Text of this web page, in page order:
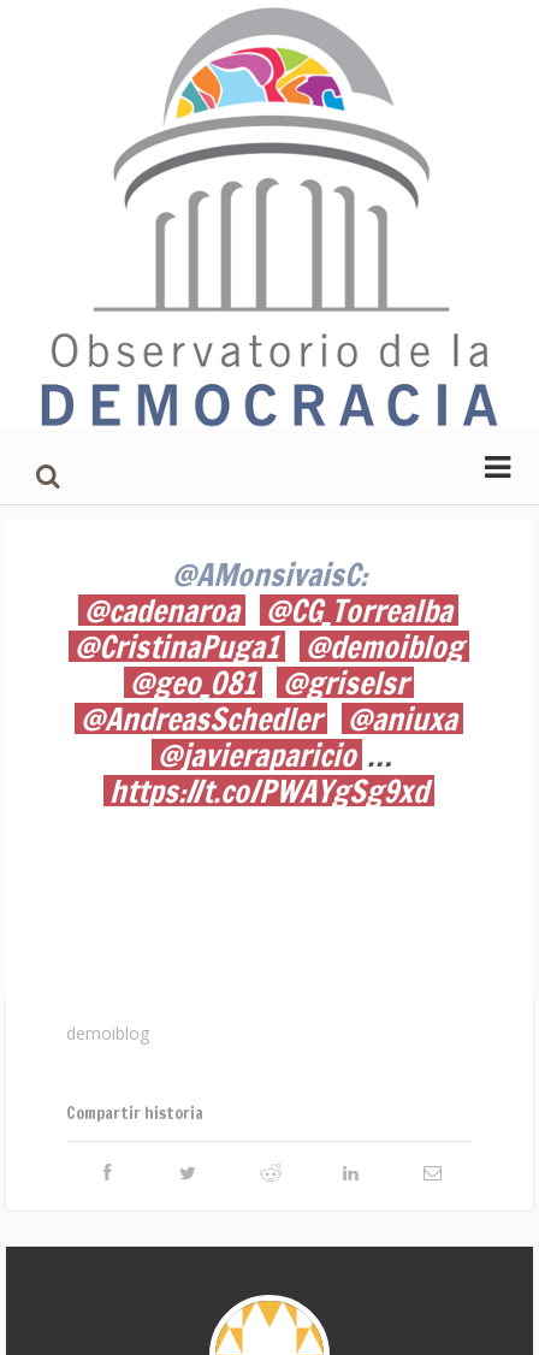
@AMonsivaisC:
@cadenaroa
@CG_Torrealba
@CristinaPuga1
@demoiblog
@geo_081
@griselsr
@AndreasSchedler
@aniuxa
@javieraparicio …
https://t.co/PWAYgSg9xd
demoiblog
Compartir historia